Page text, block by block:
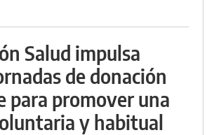
Salud impulsa
de donación
para promover una
y habitual